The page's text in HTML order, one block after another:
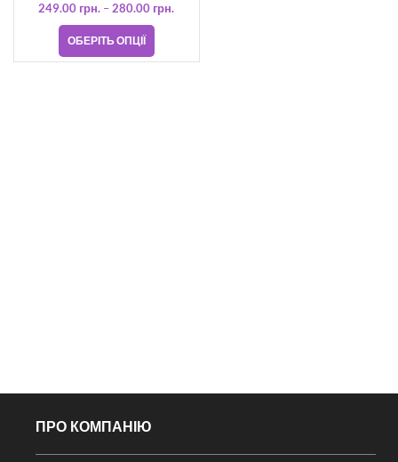
249.00 грн. – 280.00 грн.
ОБЕРІТЬ ОПЦІЇ
ПРО КОМПАНІЮ